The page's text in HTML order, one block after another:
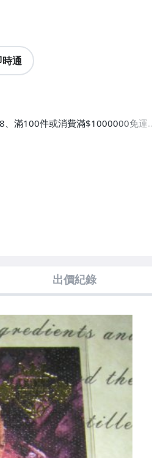
時通
、滿100件或消費滿$1000000免運
運費$38】、萊爾富取貨付款【單件
免運費】、郵局掛號【單件運費$5
出價紀錄